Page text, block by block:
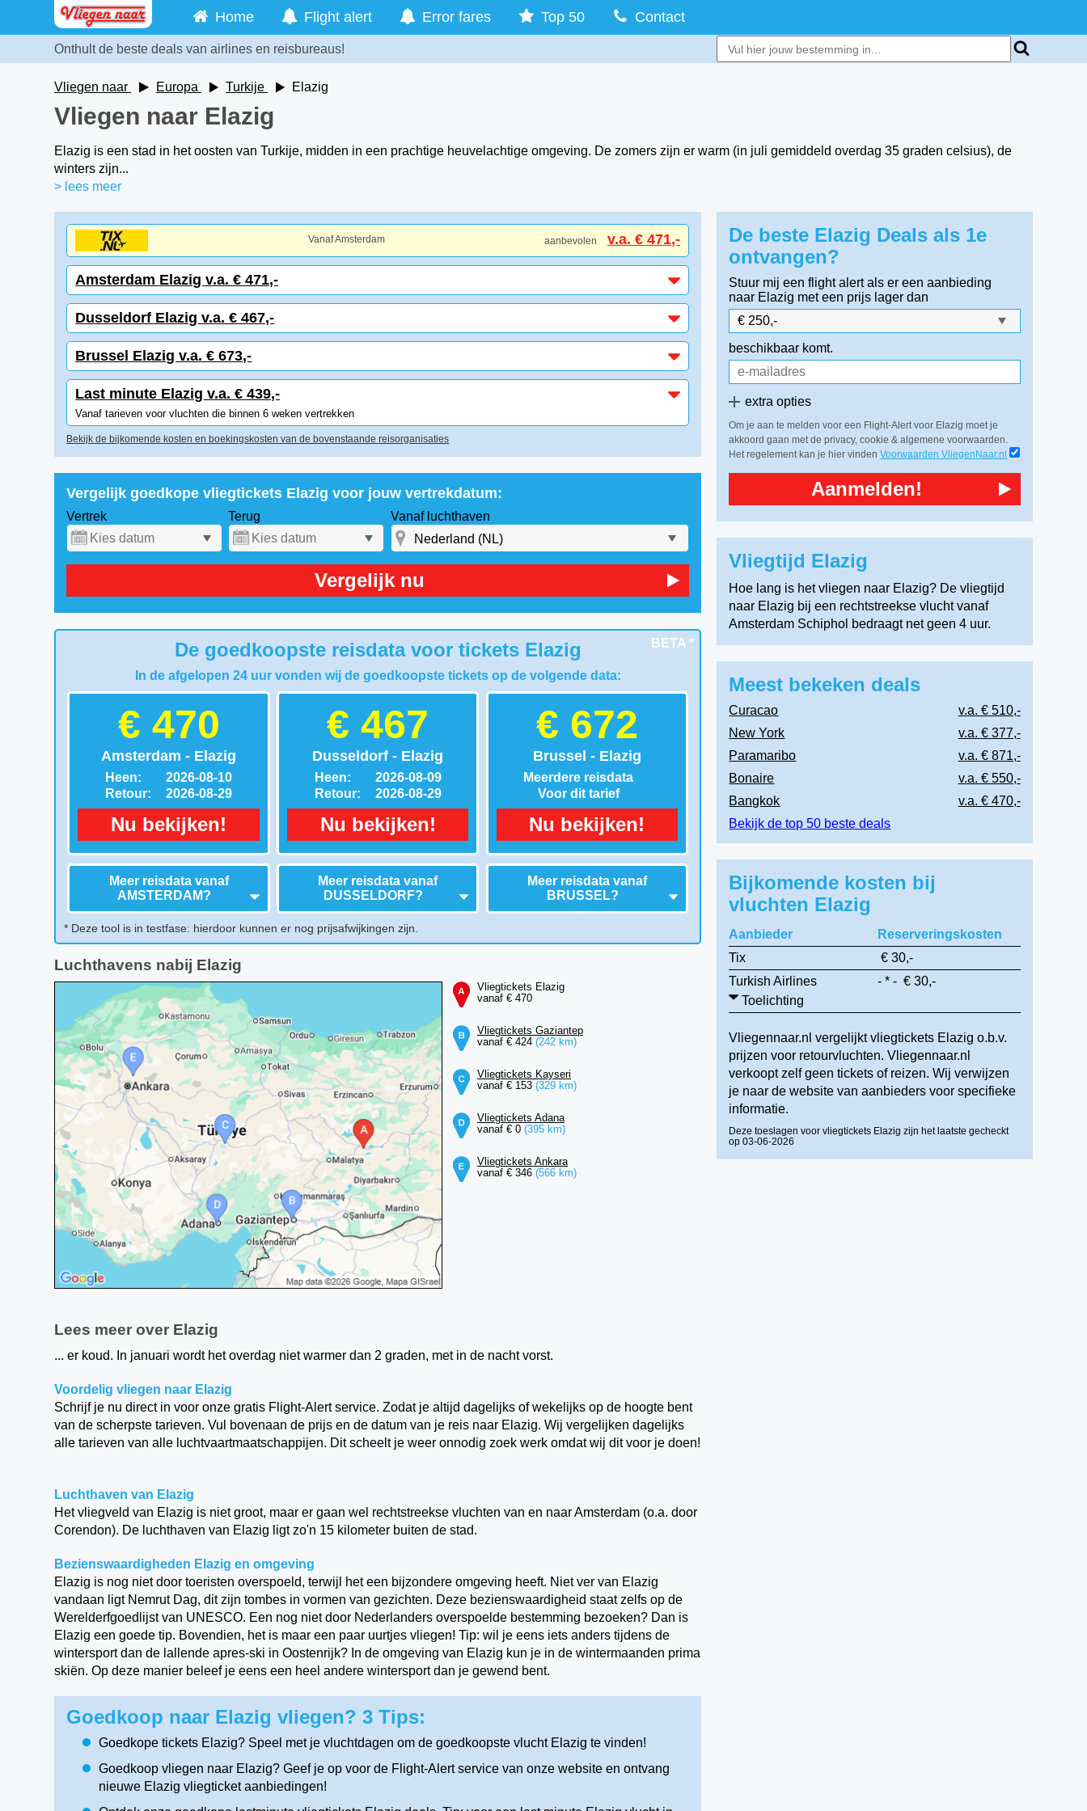
Home Flight alert Error fares Top 50 Contact
Onthult de beste deals van airlines en reisbureaus!
Vliegen naar Europa Turkije Elazig
Vliegen naar Elazig
Elazig is een stad in het oosten van Turkije, midden in een prachtige heuvelachtige omgeving. De zomers zijn er warm (in juli gemiddeld overdag 35 graden celsius), de
winters zijn...
> lees meer
Vanaf Amsterdam aanbevolen v.a. € 471,-
Amsterdam Elazig v.a. € 471,-
Dusseldorf Elazig v.a. € 467,-
Brussel Elazig v.a. € 673,-
Last minute Elazig v.a. € 439,-
Vanaf tarieven voor vluchten die binnen 6 weken vertrekken
Bekijk de bijkomende kosten en boekingskosten van de bovenstaande reisorganisaties
Vergelijk goedkope vliegtickets Elazig voor jouw vertrekdatum:
Vertrek Terug Vanaf luchthaven
Vergelijk nu
BETA *
De goedkoopste reisdata voor tickets Elazig
In de afgelopen 24 uur vonden wij de goedkoopste tickets op de volgende data:
€ 470
Amsterdam - Elazig
Heen:
Retour:
2026-08-10
2026-08-29
Nu bekijken!
Meer reisdata vanaf
AMSTERDAM?
€ 467
Dusseldorf - Elazig
Heen:
Retour:
2026-08-09
2026-08-29
Nu bekijken!
Meer reisdata vanaf
DUSSELDORF?
€ 672
Brussel - Elazig
Meerdere reisdata
Voor dit tarief
Nu bekijken!
Meer reisdata vanaf
BRUSSEL?
* Deze tool is in testfase: hierdoor kunnen er nog prijsafwijkingen zijn.
Luchthavens nabij Elazig
Vliegtickets Elazig
vanaf € 470
Vliegtickets Gaziantep
vanaf € 424 (242 km)
Vliegtickets Kayseri
vanaf € 153 (329 km)
Vliegtickets Adana
vanaf € 0 (395 km)
Vliegtickets Ankara
vanaf € 346 (566 km)
Lees meer over Elazig
... er koud. In januari wordt het overdag niet warmer dan 2 graden, met in de nacht vorst.
Voordelig vliegen naar Elazig
Schrijf je nu direct in voor onze gratis Flight-Alert service. Zodat je altijd dagelijks of wekelijks op de hoogte bent
van de scherpste tarieven. Vul bovenaan de prijs en de datum van je reis naar Elazig. Wij vergelijken dagelijks
alle tarieven van alle luchtvaartmaatschappijen. Dit scheelt je weer onnodig zoek werk omdat wij dit voor je doen!
Luchthaven van Elazig
Het vliegveld van Elazig is niet groot, maar er gaan wel rechtstreekse vluchten van en naar Amsterdam (o.a. door
Corendon). De luchthaven van Elazig ligt zo'n 15 kilometer buiten de stad.
Bezienswaardigheden Elazig en omgeving
Elazig is nog niet door toeristen overspoeld, terwijl het een bijzondere omgeving heeft. Niet ver van Elazig
vandaan ligt Nemrut Dag, dit zijn tombes in vormen van gezichten. Deze bezienswaardigheid staat zelfs op de
Werelderfgoedlijst van UNESCO. Een nog niet door Nederlanders overspoelde bestemming bezoeken? Dan is
Elazig een goede tip. Bovendien, het is maar een paar uurtjes vliegen! Tip: wil je eens iets anders tijdens de
wintersport dan de lallende apres-ski in Oostenrijk? In de omgeving van Elazig kun je in de wintermaanden prima
skiën. Op deze manier beleef je eens een heel andere wintersport dan je gewend bent.
Goedkoop naar Elazig vliegen? 3 Tips:
Goedkope tickets Elazig? Speel met je vluchtdagen om de goedkoopste vlucht Elazig te vinden!
Goedkoop vliegen naar Elazig? Geef je op voor de Flight-Alert service van onze website en ontvang
nieuwe Elazig vliegticket aanbiedingen!
De beste Elazig Deals als 1e
ontvangen?
Stuur mij een flight alert als er een aanbieding
naar Elazig met een prijs lager dan
beschikbaar komt.
extra opties
Om je aan te melden voor een Flight-Alert voor Elazig moet je
akkoord gaan met de privacy, cookie & algemene voorwaarden.
Het regelement kan je hier vindenVoorwaarden VliegenNaar.nl
Aanmelden!
Vliegtijd Elazig
Hoe lang is het vliegen naar Elazig? De vliegtijd
naar Elazig bij een rechtstreekse vlucht vanaf
Amsterdam Schiphol bedraagt net geen 4 uur.
Meest bekeken deals
Curacao
v.a. € 510,-
New York
v.a. € 377,-
Paramaribo
v.a. € 871,-
Bonaire
v.a. € 550,-
Bangkok
v.a. € 470,-
Bekijk de top 50 beste deals
Bijkomende kosten bij
vluchten Elazig
Aanbieder
Reserveringskosten
Tix
€ 30,-
Turkish Airlines
- * - € 30,-
Toelichting
Vliegennaar.nl vergelijkt vliegtickets Elazig o.b.v.
prijzen voor retourvluchten. Vliegennaar.nl
verkoopt zelf geen tickets of reizen. Wij verwijzen
je naar de website van aanbieders voor specifieke
informatie.
Deze toeslagen voor vliegtickets Elazig zijn het laatste gecheckt
op 03-06-2026